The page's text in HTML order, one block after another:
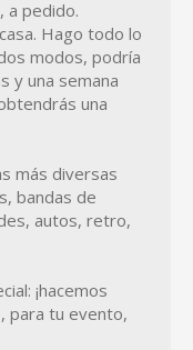
a pedido.
Hago todo lo
modos, podría
y una semana
una
más diversas
bandas de
autos, retro,
¡hacemos
para tu evento,